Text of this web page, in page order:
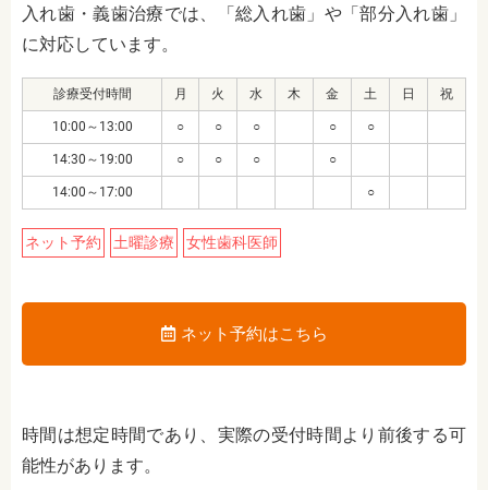
入れ歯・義歯治療では、「総入れ歯」や「部分入れ歯」
に対応しています。
診療受付時間 月 火 水 木 金 土 日 祝
10:00～13:00 ○ ○ ○ ○ ○
14:30～19:00 ○ ○ ○ ○
14:00～17:00 ○
ネット予約 土曜診療 女性歯科医師
ネット予約はこちら
時間は想定時間であり、実際の受付時間より前後する可
能性があります。